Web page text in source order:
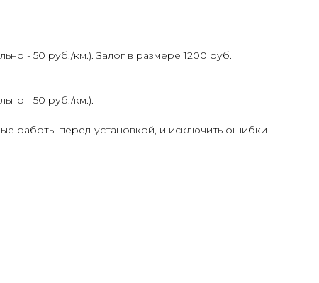
- 50 руб./км.). Залог в размере 1200 руб.
- 50 руб./км.).
работы перед установкой, и исключить ошибки